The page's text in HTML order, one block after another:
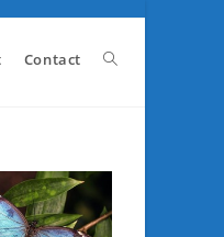
Contact Toggle
search